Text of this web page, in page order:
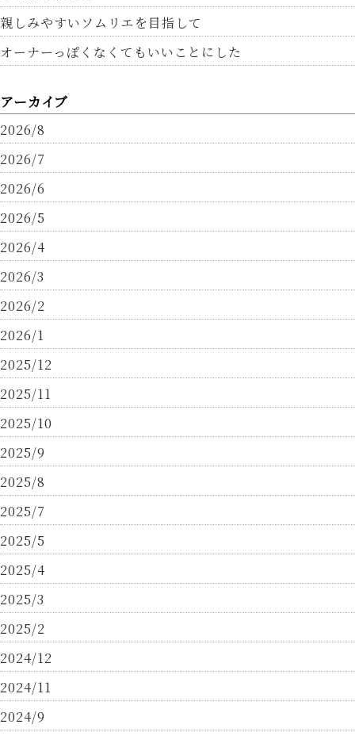
親しみやすいソムリエを目指して
オーナーっぽくなくてもいいことにした
アーカイブ
2026/8
2026/7
2026/6
2026/5
2026/4
2026/3
2026/2
2026/1
2025/12
2025/11
2025/10
2025/9
2025/8
2025/7
2025/5
2025/4
2025/3
2025/2
2024/12
2024/11
2024/9